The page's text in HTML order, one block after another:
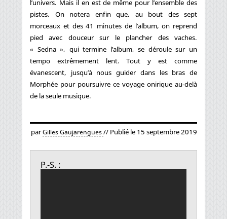
l’univers. Mais il en est de même pour l’ensemble des
pistes. On notera enfin que, au bout des sept
morceaux et des 41 minutes de l’album, on reprend
pied avec douceur sur le plancher des vaches.
« Sedna », qui termine l’album, se déroule sur un
tempo extrêmement lent. Tout y est comme
évanescent, jusqu’à nous guider dans les bras de
Morphée pour poursuivre ce voyage onirique au-delà
de la seule musique.
parGilles Gaujarengues // Publié le 15 septembre 2019
P.-S. :